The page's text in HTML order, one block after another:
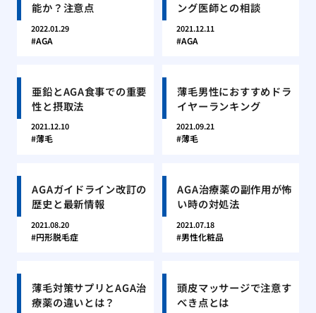
能か？注意点
2022.01.29
AGA
ング医師との相談
2021.12.11
AGA
亜鉛とAGA食事での重要
性と摂取法
2021.12.10
薄毛
薄毛男性におすすめドラ
イヤーランキング
2021.09.21
薄毛
AGAガイドライン改訂の
歴史と最新情報
2021.08.20
円形脱毛症
AGA治療薬の副作用が怖
い時の対処法
2021.07.18
男性化粧品
薄毛対策サプリとAGA治
療薬の違いとは？
頭皮マッサージで注意す
べき点とは